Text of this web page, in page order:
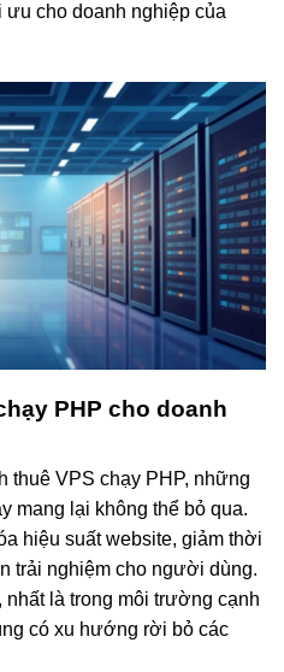
cho doanh nghiệp của
PHP cho doanh
thuê VPS chạy PHP, những
mang lại không thể bỏ qua.
hiệu suất website, giảm thời
trải nghiệm cho người dùng.
là trong môi trường cạnh
có xu hướng rời bỏ các